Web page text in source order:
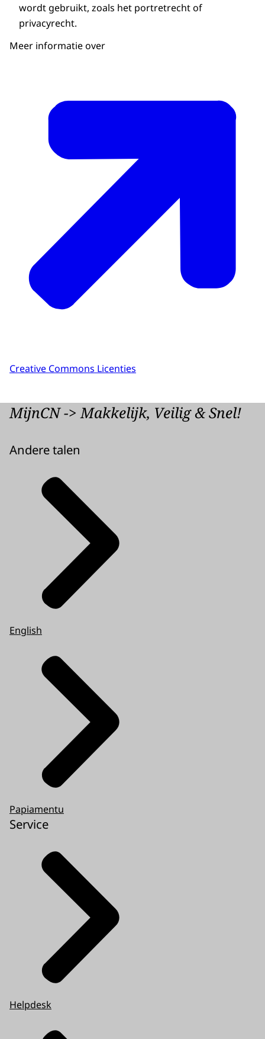
wordt gebruikt, zoals het portretrecht of
privacyrecht.
Meer informatie over
Creative Commons Licenties
MijnCN -> Makkelijk, Veilig & Snel!
Andere talen
English
Papiamentu
Service
Helpdesk